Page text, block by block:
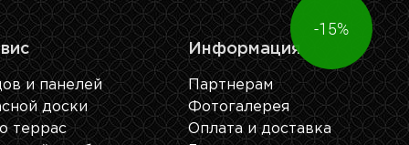
и панелей
доски
террас
Информация
Партнерам
Фотогалерея
Оплата и доставка
-15%